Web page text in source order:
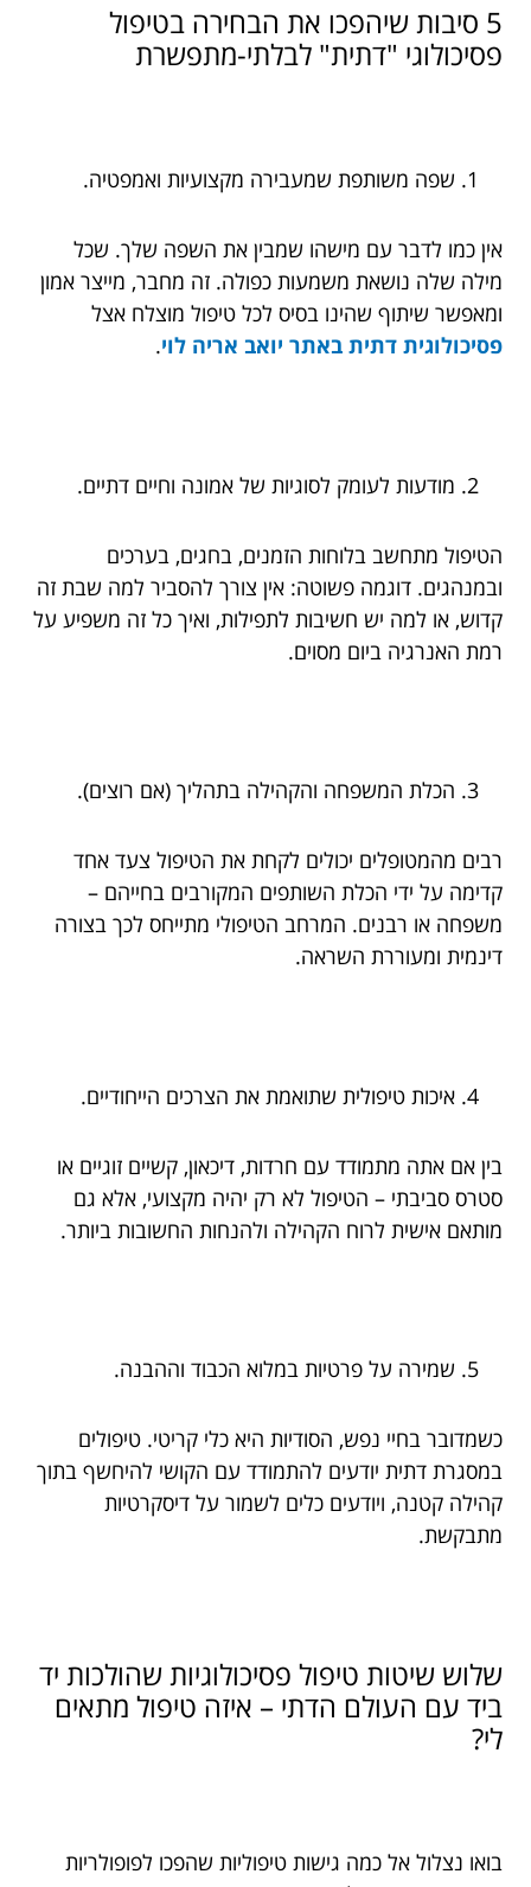
5 סיבות שיהפכו את הבחירה בטיפול
פסיכולוגי "דתית" לבלתי-מתפשרת
שפה משותפת שמעבירה מקצועיות ואמפטיה.
אין כמו לדבר עם מישהו שמבין את השפה שלך. שכל
מילה שלה נושאת משמעות כפולה. זה מחבר, מייצר אמון
ומאפשר שיתוף שהינו בסיס לכל טיפול מוצלח אצל
פסיכולוגית דתית באתר יואב אריה לוי.
מודעות לעומק לסוגיות של אמונה וחיים דתיים.
הטיפול מתחשב בלוחות הזמנים, בחגים, בערכים
ובמנהגים. דוגמה פשוטה: אין צורך להסביר למה שבת זה
קדוש, או למה יש חשיבות לתפילות, ואיך כל זה משפיע על
רמת האנרגיה ביום מסוים.
הכלת המשפחה והקהילה בתהליך (אם רוצים).
רבים מהמטופלים יכולים לקחת את הטיפול צעד אחד
קדימה על ידי הכלת השותפים המקורבים בחייהם –
משפחה או רבנים. המרחב הטיפולי מתייחס לכך בצורה
דינמית ומעוררת השראה.
איכות טיפולית שתואמת את הצרכים הייחודיים.
בין אם אתה מתמודד עם חרדות, דיכאון, קשיים זוגיים או
סטרס סביבתי – הטיפול לא רק יהיה מקצועי, אלא גם
מותאם אישית לרוח הקהילה ולהנחות החשובות ביותר.
שמירה על פרטיות במלוא הכבוד וההבנה.
כשמדובר בחיי נפש, הסודיות היא כלי קריטי. טיפולים
במסגרת דתית יודעים להתמודד עם הקושי להיחשף בתוך
קהילה קטנה, ויודעים כלים לשמור על דיסקרטיות
מתבקשת.
שלוש שיטות טיפול פסיכולוגיות שהולכות יד
ביד עם העולם הדתי – איזה טיפול מתאים
לי?
בואו נצלול אל כמה גישות טיפוליות שהפכו לפופולריות